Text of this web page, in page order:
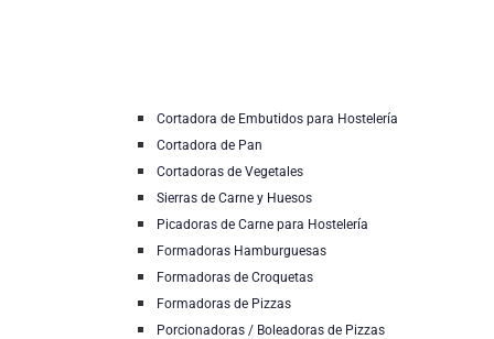
Cortadora de Embutidos para Hostelería
Cortadora de Pan
Cortadoras de Vegetales
Sierras de Carne y Huesos
Picadoras de Carne para Hostelería
Formadoras Hamburguesas
Formadoras de Croquetas
Formadoras de Pizzas
Porcionadoras / Boleadoras de Pizzas